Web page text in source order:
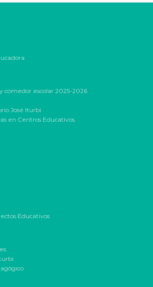
comedor escolar 2025-2026
José Iturbi
en Centros Educativos
Educativos